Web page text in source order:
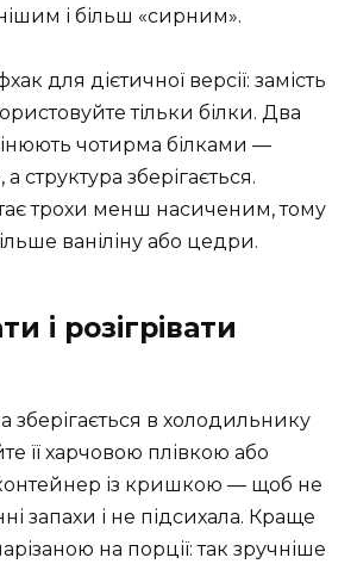
і більш «сирним».
для дієтичної версії: замість
тільки білки. Два
чотирма білками —
структура зберігається.
трохи менш насиченим, тому
ваніліну або цедри.
і розігрівати
зберігається в холодильнику
її харчовою плівкою або
із кришкою — щоб не
запахи і не підсихала. Краще
на порції: так зручніше